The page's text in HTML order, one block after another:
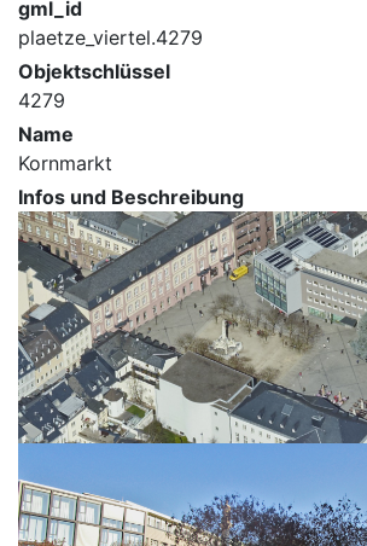
gml_id
plaetze_viertel.4279
Objektschlüssel
4279
Name
Kornmarkt
Infos und Beschreibung